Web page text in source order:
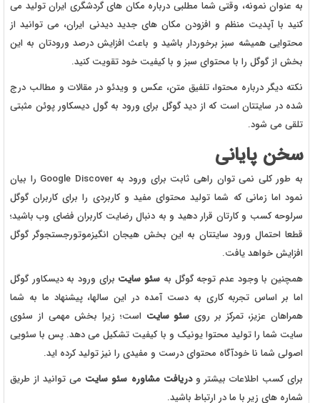
به عنوان نمونه، وقتی شما مطلبی درباره مکان های گردشگری ایران تولید می
کنید با آپدیت منظم و افزودن مکان های جدید دیدنی ایران، می توانید از
محتوایی همیشه سبز برخوردار باشید و باعث افزایش درصد ورودتان به این
بخش از گوگل را با محتوای سبز و با کیفیت خود تقویت کنید.
نکته دیگر درباره محتوا، تلفیق متن، عکس و ویدئو در مقالات و مطالب درج
شده در سایتتان است که از دید گوگل برای ورود به گول دیسکاور پوئن مثبتی
تلقی می شود.
سخن پایانی
به طور کلی نمی توان راهی ثابت برای ورود به Google Discover را بیان
نمود اما زمانی که شما تولید محتوای مفید و کاربردی را برای کاربران گوگل
سرلوحه کسب و کارتان قرار دهید و به دنبال رضایت کاربران فضای وب باشید؛
قطعا احتمال ورود سایتتان به این بخش هیجان انگیزموتورجستجوگر گوگل
افزایش خواهد یافت.
همچنین با وجود عدم توجه گوگل به سئو سایت برای ورود به دیسکاور گوگل
اما بر اساس تجربه کاری به دست آمده در این سالها، پیشنهاد ما به شما
همراهان عزیز، تمرکز بر روی سئو سایت است؛ زیرا بخش مهمی از سئوی
سایت شما را تولید محتوا یونیک و با کیفیت تشکیل می دهد. پس با سئویی
اصولی شما نا خودآگاه محتوای درست و مفیدی را نیز تولید کرده اید.
برای کسب اطلاعات بیشتر ودریافت مشاوره سئو سایت می توانید از طریق
شماره های زیر با ما در ارتباط باشید.